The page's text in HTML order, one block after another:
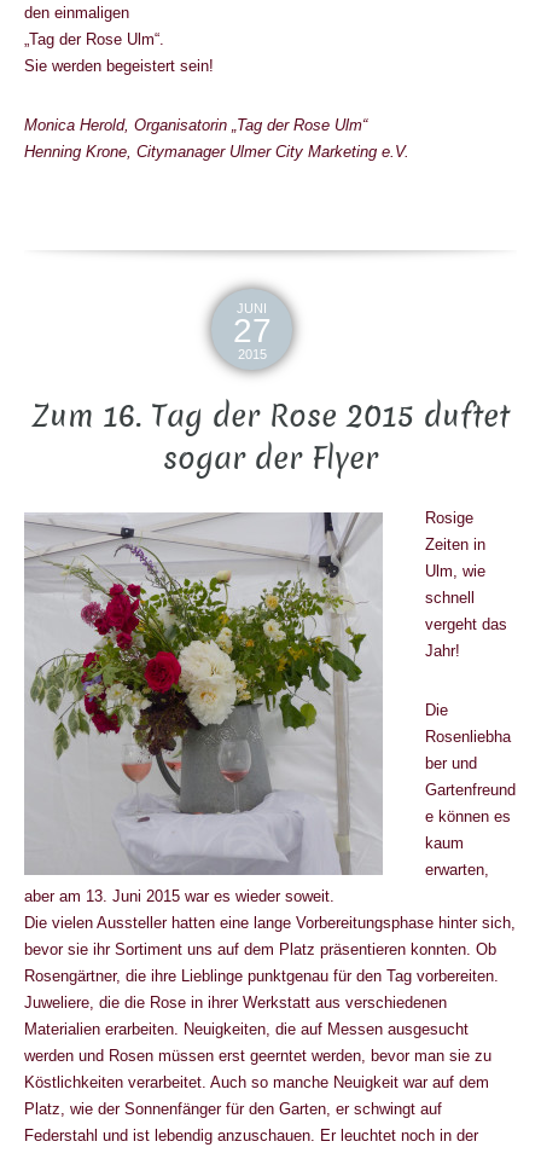
den einmaligen
„Tag der Rose Ulm“.
Sie werden begeistert sein!
Monica Herold, Organisatorin „Tag der Rose Ulm“
Henning Krone, Citymanager Ulmer City Marketing e.V.
JUNI
27
2015
Zum 16. Tag der Rose 2015 duftet
sogar der Flyer
Rosige
Zeiten in
Ulm, wie
schnell
vergeht das
Jahr!
Die
Rosenliebha
ber und
Gartenfreund
e können es
kaum
erwarten,
aber am 13. Juni 2015 war es wieder soweit.
Die vielen Aussteller hatten eine lange Vorbereitungsphase hinter sich,
bevor sie ihr Sortiment uns auf dem Platz präsentieren konnten. Ob
Rosengärtner, die ihre Lieblinge punktgenau für den Tag vorbereiten.
Juweliere, die die Rose in ihrer Werkstatt aus verschiedenen
Materialien erarbeiten. Neuigkeiten, die auf Messen ausgesucht
werden und Rosen müssen erst geerntet werden, bevor man sie zu
Köstlichkeiten verarbeitet. Auch so manche Neuigkeit war auf dem
Platz, wie der Sonnenfänger für den Garten, er schwingt auf
Federstahl und ist lebendig anzuschauen. Er leuchtet noch in der